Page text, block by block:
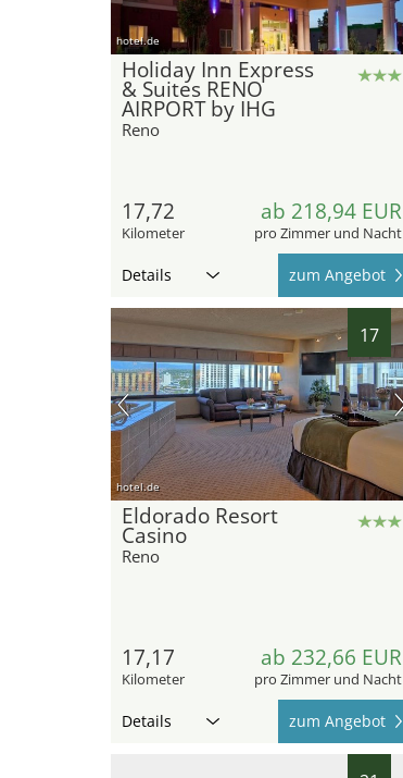
hotel.de
Holiday Inn Express
& Suites RENO
AIRPORT by IHG
Reno
17,72
Kilometer
ab 218,94 EUR
pro Zimmer und Nacht
Details zum Angebot
17
hotel.de
Eldorado Resort
Casino
Reno
17,17
Kilometer
ab 232,66 EUR
pro Zimmer und Nacht
Details zum Angebot